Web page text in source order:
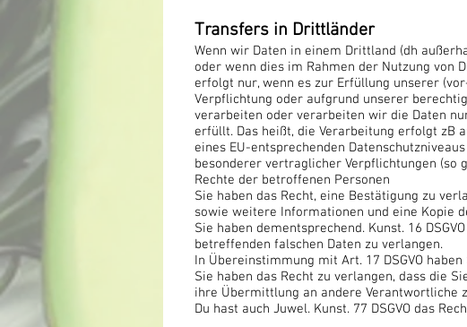
Transfers in Drittländer
Wenn wir Daten in einem Drittland (dh
oder wenn dies im Rahmen der Nutzung von
erfolgt nur, wenn es zur Erfüllung unserer
Verpflichtung oder aufgrund unserer
verarbeiten oder verarbeiten wir die Daten
erfüllt. Das heißt, die Verarbeitung erfolgt zB
eines EU-entsprechenden
besonderer vertraglicher Verpflichtungen (so
Rechte der betroffenen Personen
Sie haben das Recht, eine Bestätigung zu
sowie weitere Informationen und eine Kopie
Sie haben dementsprechend. Kunst. 16
betreffenden falschen Daten zu verlangen.
In Übereinstimmung mit Art. 17 DSGVO
Sie haben das Recht zu verlangen, dass die
ihre Übermittlung an andere Verantwortliche
Du hast auch Juwel. Kunst. 77 DSGVO das